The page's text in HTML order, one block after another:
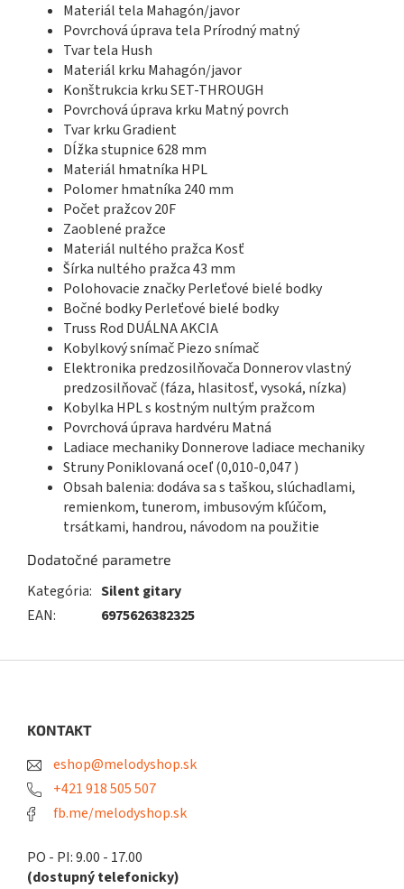
Materiál tela Mahagón/javor
Povrchová úprava tela Prírodný matný
Tvar tela Hush
Materiál krku Mahagón/javor
Konštrukcia krku SET-THROUGH
Povrchová úprava krku Matný povrch
Tvar krku Gradient
Dĺžka stupnice 628 mm
Materiál hmatníka HPL
Polomer hmatníka 240 mm
Počet pražcov 20F
Zaoblené pražce
Materiál nultého pražca Kosť
Šírka nultého pražca 43 mm
Polohovacie značky Perleťové bielé bodky
Bočné bodky Perleťové bielé bodky
Truss Rod DUÁLNA AKCIA
Kobylkový snímač Piezo snímač
Elektronika predzosilňovača Donnerov vlastný
predzosilňovač (fáza, hlasitosť, vysoká, nízka)
Kobylka HPL s kostným nultým pražcom
Povrchová úprava hardvéru Matná
Ladiace mechaniky Donnerove ladiace mechaniky
Struny Poniklovaná oceľ (0,010-0,047 )
Obsah balenia: dodáva sa s taškou, slúchadlami,
remienkom, tunerom, imbusovým kľúčom,
trsátkami, handrou, návodom na použitie
Dodatočné parametre
Kategória: Silent gitary
EAN: 6975626382325
KONTAKT
eshop@melodyshop.sk
+421 918 505 507
fb.me/melodyshop.sk
PO - PI: 9.00 - 17.00
(dostupný telefonicky)